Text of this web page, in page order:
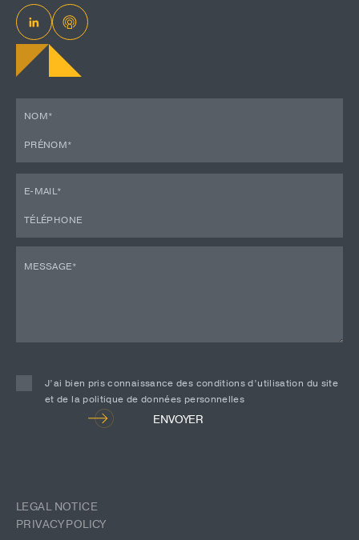
J’ai bien pris connaissance des conditions d’utilisation du site
et de la politique de données personnelles
ENVOYER
LEGAL NOTICE
PRIVACY POLICY